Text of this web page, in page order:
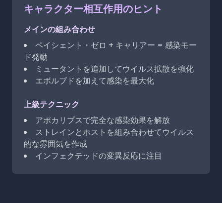
キャラクター相互作用のヒント
メインの組み合わせ
ペイシェント・ゼロ + キャリアー = 感染モー
ド発動
ミュータントを追加してウイルス拡散を強化
エボルブドを加えて感染を最大化
上級テクニック
アポカリプスで完全な感染効果を解放
ストレインとホストを組み合わせてウイルス
的な雰囲気を作成
インフェクテッドの変異反応に注目